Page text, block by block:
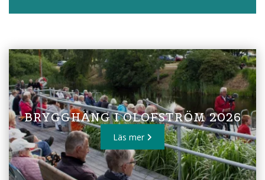
BRYGGHÄNG I OLOFSTRÖM 2026
Läs mer